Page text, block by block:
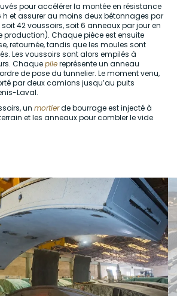
pour accélérer la montée en résistance
h et assurer au moins deux bétonnages par
soit 42 voussoirs, soit 6 anneaux par jour en
Chaque pièce est ensuite
retournée, tandis que les moules sont
Les voussoirs sont alors empilés à
Chaquepilereprésente un anneau
de pose du tunnelier. Le moment venu,
par deux camions jusqu’au puits
Laval.
un mortierde bourrage est injecté à
et les anneaux pour combler le vide